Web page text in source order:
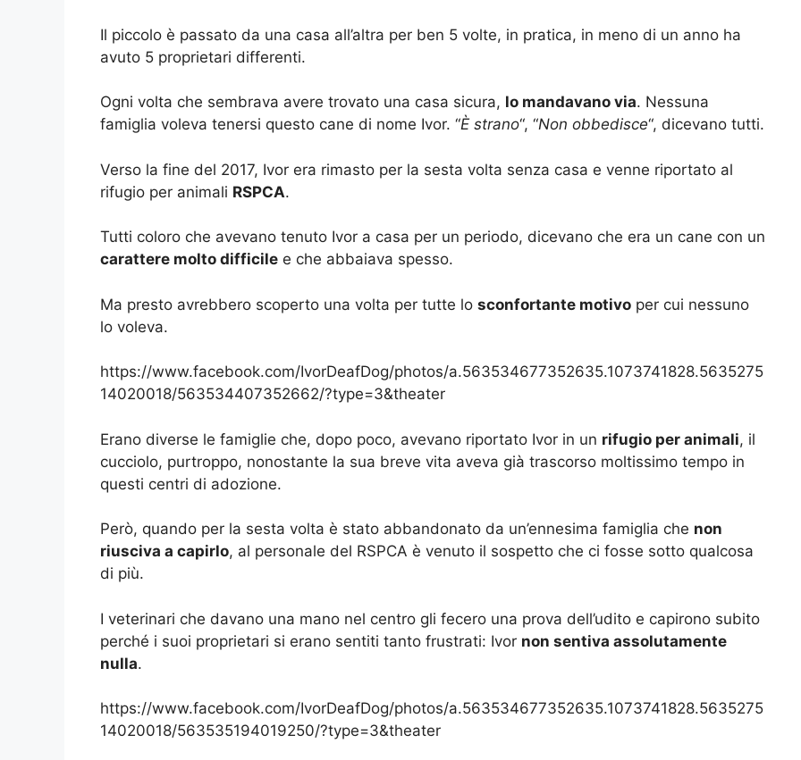
Il piccolo è passato da una casa all’altra per ben 5 volte, in pratica, in meno di un anno ha
avuto 5 proprietari differenti.
Ogni volta che sembrava avere trovato una casa sicura, lo mandavano via. Nessuna
famiglia voleva tenersi questo cane di nome Ivor. “È strano“, “Non obbedisce“, dicevano tutti.
Verso la fine del 2017, Ivor era rimasto per la sesta volta senza casa e venne riportato al
rifugio per animali RSPCA.
Tutti coloro che avevano tenuto Ivor a casa per un periodo, dicevano che era un cane con un
carattere molto difficile e che abbaiava spesso.
Ma presto avrebbero scoperto una volta per tutte lo sconfortante motivo per cui nessuno
lo voleva.
https://www.facebook.com/IvorDeafDog/photos/a.563534677352635.1073741828.5635275
14020018/563534407352662/?type=3&theater
Erano diverse le famiglie che, dopo poco, avevano riportato Ivor in un rifugio per animali, il
cucciolo, purtroppo, nonostante la sua breve vita aveva già trascorso moltissimo tempo in
questi centri di adozione.
Però, quando per la sesta volta è stato abbandonato da un’ennesima famiglia che non
riusciva a capirlo, al personale del RSPCA è venuto il sospetto che ci fosse sotto qualcosa
di più.
I veterinari che davano una mano nel centro gli fecero una prova dell’udito e capirono subito
perché i suoi proprietari si erano sentiti tanto frustrati: Ivor non sentiva assolutamente
nulla.
https://www.facebook.com/IvorDeafDog/photos/a.563534677352635.1073741828.5635275
14020018/563535194019250/?type=3&theater